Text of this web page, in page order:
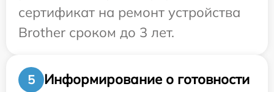
сертификат на ремонт устройства
Brother сроком до 3 лет.
5
Информирование о готовности